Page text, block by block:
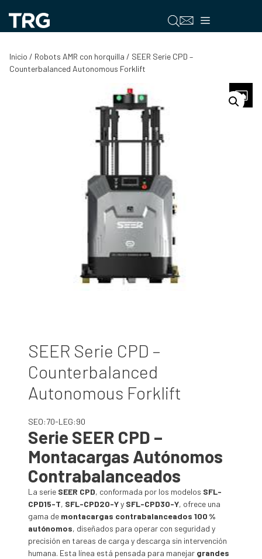
contenido
Menú
Inicio / Robots AMR con horquilla / SEER Serie CPD –
Counterbalanced Autonomous Forklift
SEER Serie CPD –
Counterbalanced
Autonomous Forklift
SEO:70-LEG:90
Serie SEER CPD –
Montacargas Autónomos
Contrabalanceados
La serie SEER CPD, conformada por los modelos SFL-
CPD15-T, SFL-CPD20-Yy SFL-CPD30-Y, ofrece una
gama de montacargas contrabalanceados 100 %
autónomos, diseñados para operar con seguridad y
precisión en tareas de carga y descarga sin intervención
humana. Esta línea está pensada para manejar grandes